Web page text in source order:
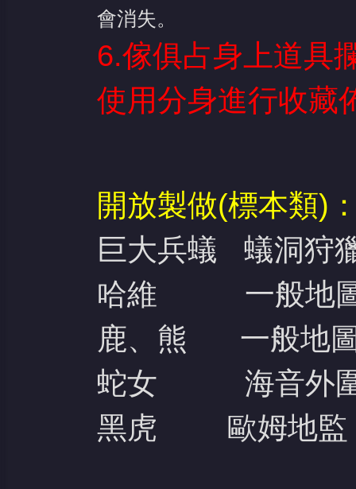
會消失。
6.傢俱占身上道具
使用分身進行收藏
開放製做(標本類)
巨大兵蟻 蟻洞狩
哈維 一般地圖
鹿、熊 一般地
蛇女 海音外圍
黑虎 歐姆地監